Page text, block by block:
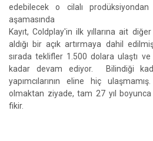
edebilecek o cilalı
aşamasında
Kayıt, Coldplay'in ilk yıllarına ait
aldığı bir açık artırmaya dahil
sırada teklifler 1.500 dolara ulaştı
kadar devam ediyor. Bilindiği
yapımcılarının eline hiç
olmaktan ziyade, tam 27 yıl
fikir.